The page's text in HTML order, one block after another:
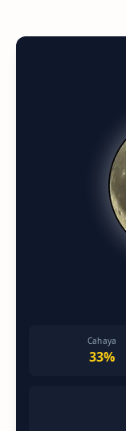
Cahaya
33%